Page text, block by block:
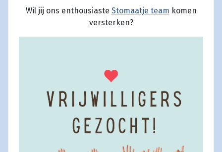
Wil jij ons enthousiaste Stomaatje team komen
versterken?